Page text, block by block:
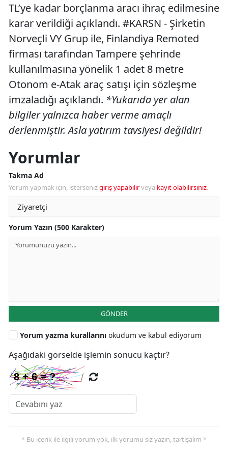
TL’ye kadar borçlanma aracı ihraç edilmesine
karar verildiği açıklandı. #KARSN - Şirketin
Norveçli VY Grup ile, Finlandiya Remoted
firması tarafından Tampere şehrinde
kullanılmasına yönelik 1 adet 8 metre
Otonom e-Atak araç satışı için sözleşme
imzaladığı açıklandı. *Yukarıda yer alan
bilgiler yalnızca haber verme amaçlı
derlenmiştir. Asla yatırım tavsiyesi değildir!
Yorumlar
Takma Ad
Yorum yapmak için, istersenizgiriş yapabilirveya kayıt olabilirsiniz.
Yorum Yazın (500 Karakter)
GÖNDER
Yorum yazma kurallarını okudum ve kabul ediyorum
Aşağıdaki görselde işlemin sonucu kaçtır?
* Bu içerik ile ilgili yorum yok, ilk yorumu siz yazın, tartışalım *